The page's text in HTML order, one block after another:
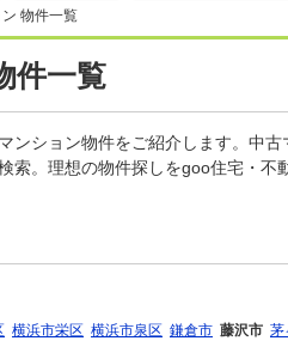
物件一覧
件一覧
ション物件をご紹介します。中
。理想の物件探しをgoo住宅・不
横浜市栄区 横浜市泉区 鎌倉市 藤沢市 茅